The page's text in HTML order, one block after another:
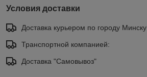
Условия доставки
Доставка курьером по городу Минску
Транспортной компанией:
Доставка "Самовывоз"